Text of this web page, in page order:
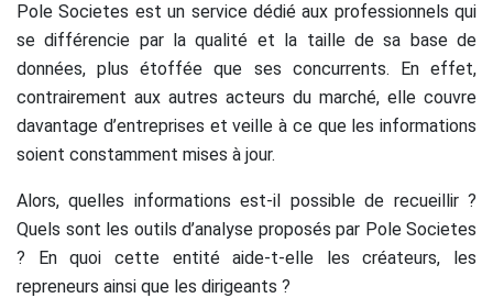
Pole Societes est un service dédié aux professionnels qui
se différencie par la qualité et la taille de sa base de
données, plus étoffée que ses concurrents. En effet,
contrairement aux autres acteurs du marché, elle couvre
davantage d’entreprises et veille à ce que les informations
soient constamment mises à jour.
Alors, quelles informations est-il possible de recueillir ?
Quels sont les outils d’analyse proposés par Pole Societes
? En quoi cette entité aide-t-elle les créateurs, les
repreneurs ainsi que les dirigeants ?